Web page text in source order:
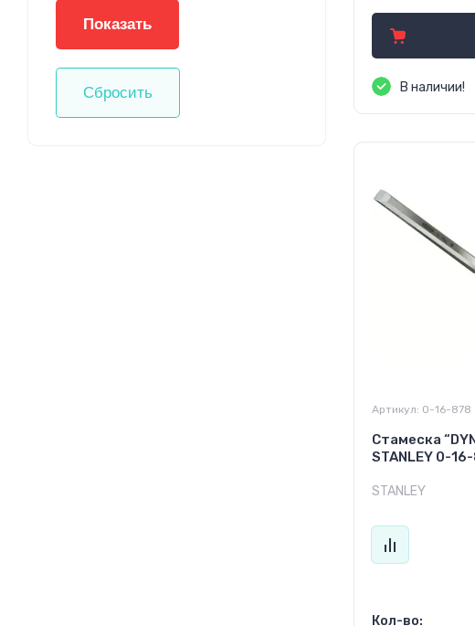
Показать
Сбросить В наличии!
Артикул: 0-16-878
Стамеска
STANLEY 0-
STANLEY
Кол-во: